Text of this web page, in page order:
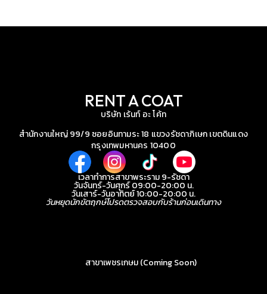
RENT A COAT
บริษัท เร้นท์ อะ โค้ท
สำนักงานใหญ่ 99/9 ซอยอินทามระ 18 แขวงรัชดาภิเษก เขตดินแดง
กรุงเทพมหานคร 10400
เวลาทำการสาขาพระราม 9-รัชดา
วันจันทร์-วันศุกร์ 09:00-20:00 น.
วันเสาร์-วันอาทิตย์ 10:00-20:00 น.
วันหยุดนักขัตฤกษ์โปรดตรวจสอบกับร้านก่อนเดินทาง
สาขาเพชรเกษม (Coming Soon)